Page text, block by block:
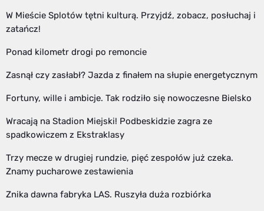
W Mieście Splotów tętni kulturą. Przyjdź, zobacz, posłuchaj i
zatańcz!
Ponad kilometr drogi po remoncie
Zasnął czy zasłabł? Jazda z finałem na słupie energetycznym
Fortuny, wille i ambicje. Tak rodziło się nowoczesne Bielsko
Wracają na Stadion Miejski! Podbeskidzie zagra ze
spadkowiczem z Ekstraklasy
Trzy mecze w drugiej rundzie, pięć zespołów już czeka.
Znamy pucharowe zestawienia
Znika dawna fabryka LAS. Ruszyła duża rozbiórka